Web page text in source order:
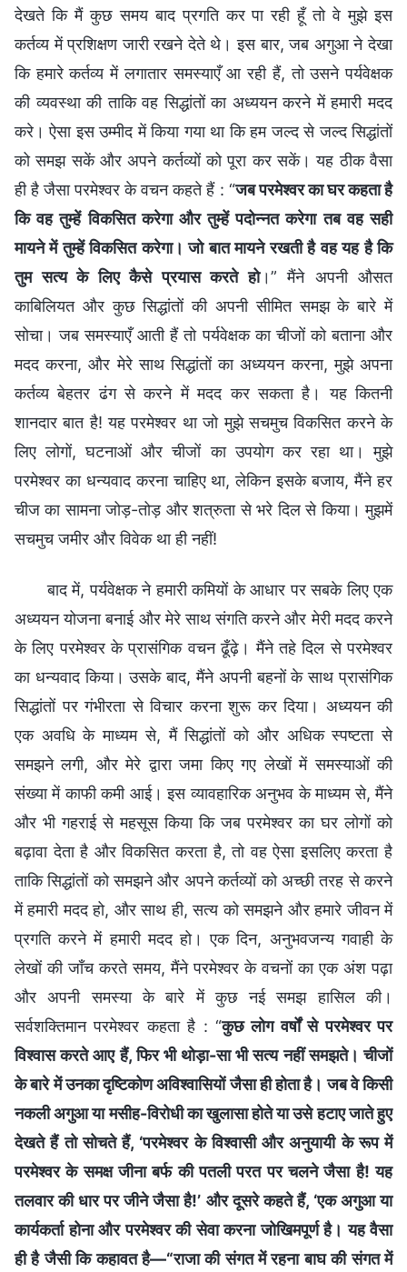
देखते कि मैं कुछ समय बाद प्रगति कर पा रही हूँ तो वे मुझे इस
कर्तव्य में प्रशिक्षण जारी रखने देते थे। इस बार, जब अगुआ ने देखा
कि हमारे कर्तव्य में लगातार समस्याएँ आ रही हैं, तो उसने पर्यवेक्षक
की व्यवस्था की ताकि वह सिद्धांतों का अध्ययन करने में हमारी मदद
करे। ऐसा इस उम्मीद में किया गया था कि हम जल्द से जल्द सिद्धांतों
को समझ सकें और अपने कर्तव्यों को पूरा कर सकें। यह ठीक वैसा
ही है जैसा परमेश्वर के वचन कहते हैं : “जब परमेश्वर का घर कहता है
कि वह तुम्हें विकसित करेगा और तुम्हें पदोन्नत करेगा तब वह सही
मायने में तुम्हें विकसित करेगा। जो बात मायने रखती है वह यह है कि
तुम सत्य के लिए कैसे प्रयास करते हो।” मैंने अपनी औसत
काबिलियत और कुछ सिद्धांतों की अपनी सीमित समझ के बारे में
सोचा। जब समस्याएँ आती हैं तो पर्यवेक्षक का चीजों को बताना और
मदद करना, और मेरे साथ सिद्धांतों का अध्ययन करना, मुझे अपना
कर्तव्य बेहतर ढंग से करने में मदद कर सकता है। यह कितनी
शानदार बात है! यह परमेश्वर था जो मुझे सचमुच विकसित करने के
लिए लोगों, घटनाओं और चीजों का उपयोग कर रहा था। मुझे
परमेश्वर का धन्यवाद करना चाहिए था, लेकिन इसके बजाय, मैंने हर
चीज का सामना जोड़-तोड़ और शत्रुता से भरे दिल से किया। मुझमें
सचमुच जमीर और विवेक था ही नहीं!
बाद में, पर्यवेक्षक ने हमारी कमियों के आधार पर सबके लिए एक
अध्ययन योजना बनाई और मेरे साथ संगति करने और मेरी मदद करने
के लिए परमेश्वर के प्रासंगिक वचन ढूँढ़े। मैंने तहे दिल से परमेश्वर
का धन्यवाद किया। उसके बाद, मैंने अपनी बहनों के साथ प्रासंगिक
सिद्धांतों पर गंभीरता से विचार करना शुरू कर दिया। अध्ययन की
एक अवधि के माध्यम से, मैं सिद्धांतों को और अधिक स्पष्टता से
समझने लगी, और मेरे द्वारा जमा किए गए लेखों में समस्याओं की
संख्या में काफी कमी आई। इस व्यावहारिक अनुभव के माध्यम से, मैंने
और भी गहराई से महसूस किया कि जब परमेश्वर का घर लोगों को
बढ़ावा देता है और विकसित करता है, तो वह ऐसा इसलिए करता है
ताकि सिद्धांतों को समझने और अपने कर्तव्यों को अच्छी तरह से करने
में हमारी मदद हो, और साथ ही, सत्य को समझने और हमारे जीवन में
प्रगति करने में हमारी मदद हो। एक दिन, अनुभवजन्य गवाही के
लेखों की जाँच करते समय, मैंने परमेश्वर के वचनों का एक अंश पढ़ा
और अपनी समस्या के बारे में कुछ नई समझ हासिल की।
सर्वशक्तिमान परमेश्वर कहता है : “कुछ लोग वर्षों से परमेश्वर पर
विश्वास करते आए हैं, फिर भी थोड़ा-सा भी सत्य नहीं समझते। चीजों
के बारे में उनका दृष्टिकोण अविश्वासियों जैसा ही होता है। जब वे किसी
नकली अगुआ या मसीह-विरोधी का खुलासा होते या उसे हटाए जाते हुए
देखते हैं तो सोचते हैं, ‘परमेश्वर के विश्वासी और अनुयायी के रूप में
परमेश्वर के समक्ष जीना बर्फ की पतली परत पर चलने जैसा है! यह
तलवार की धार पर जीने जैसा है!’ और दूसरे कहते हैं, ‘एक अगुआ या
कार्यकर्ता होना और परमेश्वर की सेवा करना जोखिमपूर्ण है। यह वैसा
ही है जैसी कि कहावत है—“राजा की संगत में रहना बाघ की संगत में